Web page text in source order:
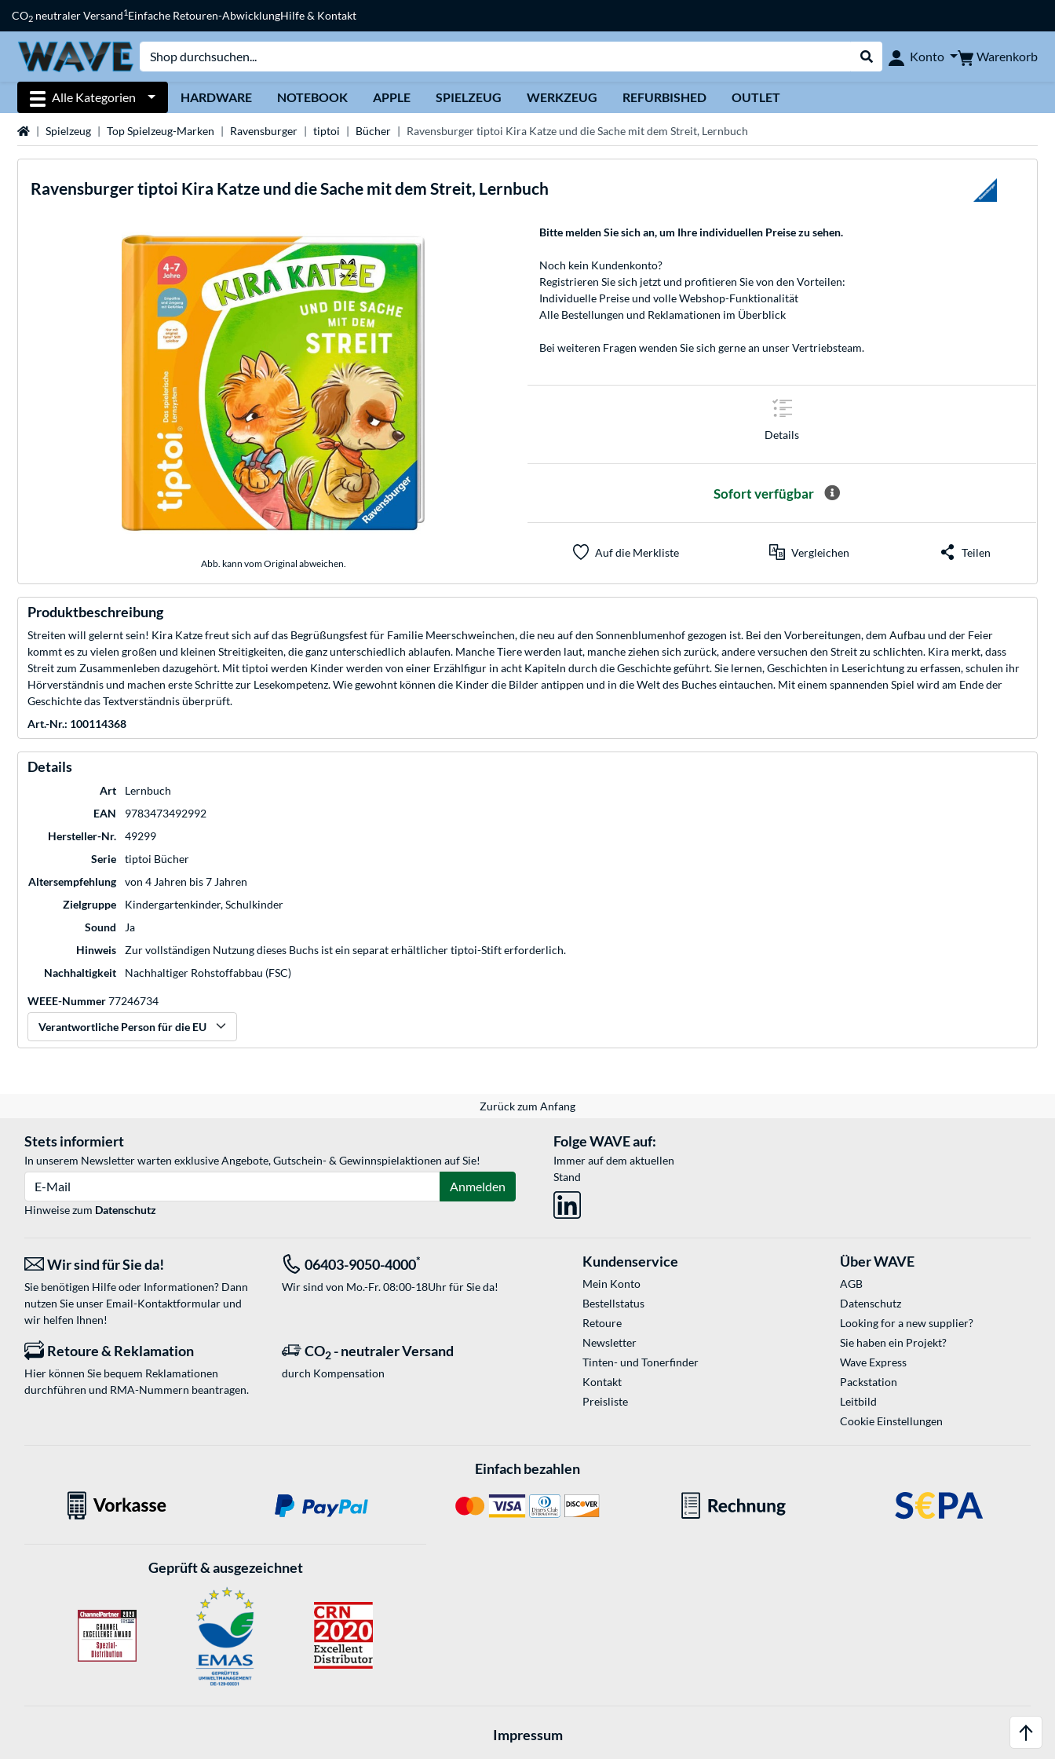
CO2 neutraler Versand1Einfache Retouren-AbwicklungHilfe & Kontakt
Suche durchführen
Konto Warenkorb
Alle Kategorien HARDWARE NOTEBOOK APPLE SPIELZEUG WERKZEUG REFURBISHED OUTLET
StartseiteSpielzeug Top Spielzeug-Marken Ravensburger tiptoi Bücher Ravensburger tiptoi Kira Katze und die Sache mit dem Streit, Lernbuch
Ravensburgertiptoi Kira Katze und die Sache mit dem Streit, Lernbuch
Abb. kann vom Original abweichen.
Bitte melden Sie sich an, um Ihre individuellen Preise zu sehen.
Noch kein Kundenkonto?
Registrieren Sie sich jetzt und profitieren Sie von den Vorteilen:
Individuelle Preise und volle Webshop-Funktionalität
Alle Bestellungen und Reklamationen im Überblick
Bei weiteren Fragen wenden Sie sich gerne an unserVertriebsteam.
Details
Sofort verfügbar
Auf die Merkliste Vergleichen Teilen
Produktbeschreibung
Streiten will gelernt sein! Kira Katze freut sich auf das Begrüßungsfest für Familie Meerschweinchen, die neu auf den Sonnenblumenhof gezogen ist. Bei den Vorbereitungen, dem Aufbau und der Feier
kommt es zu vielen großen und kleinen Streitigkeiten, die ganz unterschiedlich ablaufen. Manche Tiere werden laut, manche ziehen sich zurück, andere versuchen den Streit zu schlichten. Kira merkt, dass
Streit zum Zusammenleben dazugehört. Mit tiptoi werden Kinder werden von einer Erzählfigur in acht Kapiteln durch die Geschichte geführt. Sie lernen, Geschichten in Leserichtung zu erfassen, schulen ihr
Hörverständnis und machen erste Schritte zur Lesekompetenz. Wie gewohnt können die Kinder die Bilder antippen und in die Welt des Buches eintauchen. Mit einem spannenden Spiel wird am Ende der
Geschichte das Textverständnis überprüft.
Art.-Nr.: 100114368
Details
Art
Lernbuch
EAN
9783473492992
Hersteller-Nr.
49299
Serie
tiptoi Bücher
Altersempfehlung
von 4 Jahren bis 7 Jahren
Zielgruppe
Kindergartenkinder, Schulkinder
Sound
Ja
Hinweis
Zur vollständigen Nutzung dieses Buchs ist ein separat erhältlicher tiptoi-Stift erforderlich.
Nachhaltigkeit
Nachhaltiger Rohstoffabbau (FSC)
WEEE-Nummer77246734
Verantwortliche Person für die EU
Zurück zum Anfang
Stets informiert
In unserem Newsletter warten exklusive Angebote, Gutschein- & Gewinnspielaktionen auf Sie!
Anmelden
Hinweise zum Datenschutz
Folge WAVE auf:
Immer auf dem aktuellen
Stand
Wir sind für Sie da!
Sie benötigen Hilfe oder Informationen? Dann
nutzen Sie unser Email-Kontaktformularund
wir helfen Ihnen!
06403-9050-4000*
Wir sind von Mo.-Fr. 08:00-18Uhr für Sie da!
Retoure & Reklamation
Hier können Sie bequem Reklamationen
durchführen und RMA-Nummern beantragen.
CO2 - neutraler Versand
durch Kompensation
Kundenservice
Mein Konto
Bestellstatus
Retoure
Newsletter
Tinten- und Tonerfinder
Kontakt
Preisliste
Über WAVE
AGB
Datenschutz
Looking for a new supplier?
Sie haben ein Projekt?
Wave Express
Packstation
Leitbild
Cookie Einstellungen
Einfach bezahlen
Geprüft & ausgezeichnet
Impressum